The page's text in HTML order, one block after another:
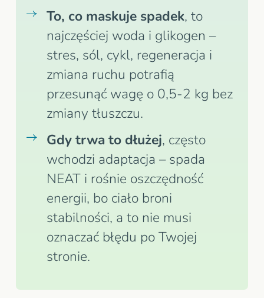
To, co maskuje spadek, to
najczęściej woda i glikogen –
stres, sól, cykl, regeneracja i
zmiana ruchu potrafią
przesunąć wagę o 0,5-2 kg bez
zmiany tłuszczu.
Gdy trwa to dłużej, często
wchodzi adaptacja – spada
NEAT i rośnie oszczędność
energii, bo ciało broni
stabilności, a to nie musi
oznaczać błędu po Twojej
stronie.